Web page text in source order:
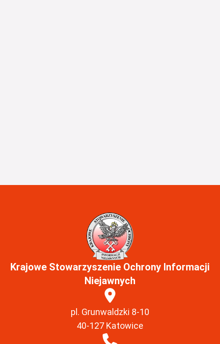
Krajowe Stowarzyszenie Ochrony Informacji
Niejawnych
pl. Grunwaldzki 8-10
40-127 Katowice